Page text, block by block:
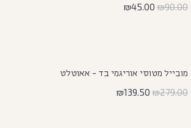
₪90.00
₪45.00
מובייל מטוסי אוריגמי בד - אאוטלט
₪279.00
₪139.50